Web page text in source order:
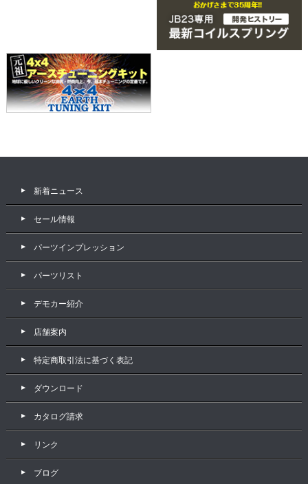
新着ニュース
セール情報
パーツインプレッション
パーツリスト
デモカー紹介
店舗案内
特定商取引法に基づく表記
ダウンロード
カタログ請求
リンク
ブログ